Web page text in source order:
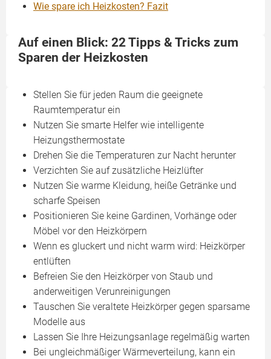
Wie spare ich Heizkosten? Fazit
Auf einen Blick: 22 Tipps & Tricks zum
Sparen der Heizkosten
Stellen Sie für jeden Raum die geeignete
Raumtemperatur ein
Nutzen Sie smarte Helfer wie intelligente
Heizungsthermostate
Drehen Sie die Temperaturen zur Nacht herunter
Verzichten Sie auf zusätzliche Heizlüfter
Nutzen Sie warme Kleidung, heiße Getränke und
scharfe Speisen
Positionieren Sie keine Gardinen, Vorhänge oder
Möbel vor den Heizkörpern
Wenn es gluckert und nicht warm wird: Heizkörper
entlüften
Befreien Sie den Heizkörper von Staub und
anderweitigen Verunreinigungen
Tauschen Sie veraltete Heizkörper gegen sparsame
Modelle aus
Lassen Sie Ihre Heizungsanlage regelmäßig warten
Bei ungleichmäßiger Wärmeverteilung, kann ein